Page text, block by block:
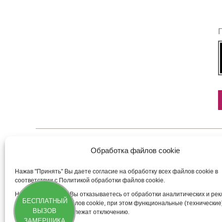
Обработка файлов cookie
Нажав "Принять" Вы даете согласие на обработку всех файлов cookie в
соответствии с Политикой обработки файлов cookie.
Нажав "Отклонить" Вы отказываетесь от обработки аналитических и
(маркетинговых) файлов cookie, при этом функциональные
файлы cookie не подлежат отключению.
4AV.O
47 909₽
1AP.O
36
БЕСПЛАТНЫЙ
ВЫЗОВ